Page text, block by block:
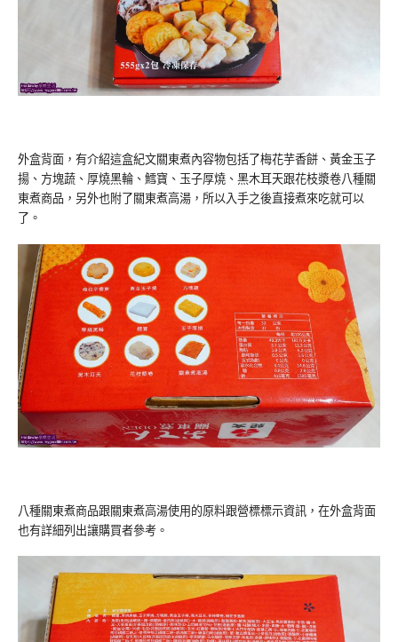
外盒背面，有介紹這盒紀文關東煮內容物包括了梅花芋香餅、黃金玉子
揚、方塊蔬、厚燒黑輪、鱈寶、玉子厚燒、黑木耳天跟花枝漿卷八種關
東煮商品，另外也附了關東煮高湯，所以入手之後直接煮來吃就可以
了。
八種關東煮商品跟關東煮高湯使用的原料跟營標標示資訊，在外盒背面
也有詳細列出讓購買者參考。